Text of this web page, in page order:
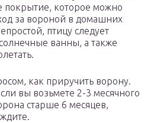
покрытие, которое можно
за вороной в домашних
птицу следует
ванны, а также
как приручить ворону.
вы возьмете 2-3 месячного
старше 6 месяцев,